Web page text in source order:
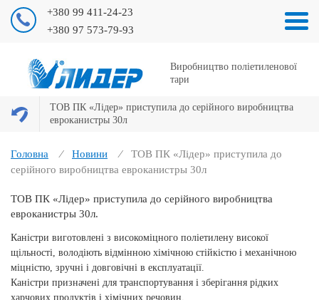
+380 99 411-24-23
+380 97 573-79-93
Виробництво поліетиленової
тари
ТОВ ПК «Лідер» приступила до серійного виробництва
евроканистры 30л
Головна Новини
ТОВ ПК «Лідер» приступила до
серійного виробництва евроканистры 30л
ТОВ ПК «Лідер» приступила до серійного виробництва
евроканистры 30л.
Каністри виготовлені з високоміцного поліетилену високої
щільності, володіють відмінною хімічною стійкістю і механічною
міцністю, зручні і довговічні в експлуатації.
Каністри призначені для транспортування і зберігання рідких
харчових продуктів і хімічних речовин.